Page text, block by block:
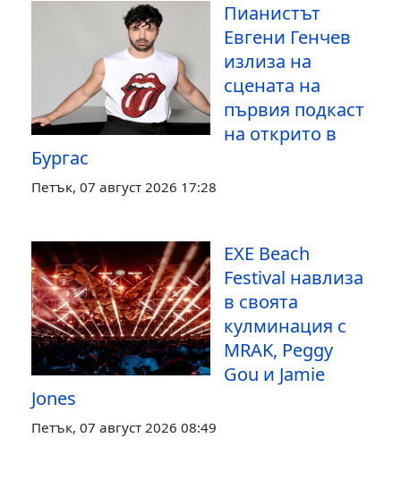
Пианистът
Евгени Генчев
излиза на
сцената на
първия подкаст
на открито в
Бургас
Петък, 07 август 2026 17:28
EXE Beach
Festival навлиза
в своята
кулминация с
MRAK, Peggy
Gou и Jamie
Jones
Петък, 07 август 2026 08:49